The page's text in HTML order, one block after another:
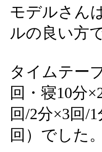
モデルさん
ルの良い方
タイムテー
回・寝10分
回/2分×3回/
回）でした。